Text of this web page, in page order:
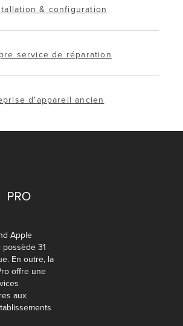
& configuration
service de réparation
d'appareil ancien
Apple
31
En outre, la
offre une
aux